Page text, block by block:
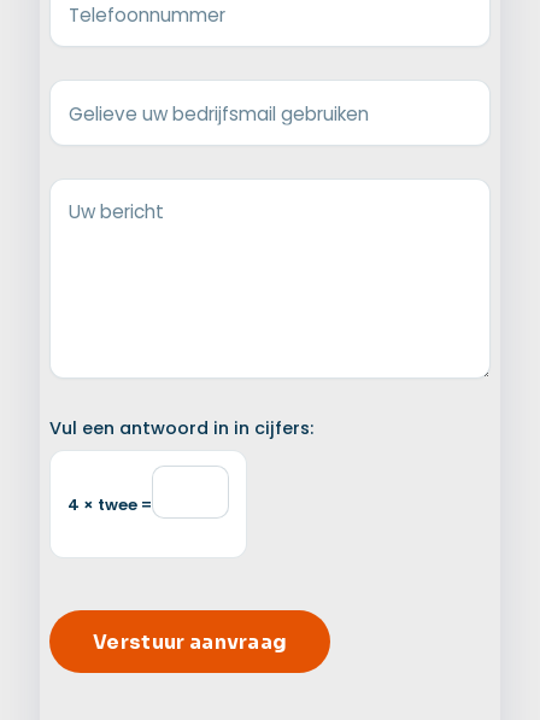
Telefoonnummer
Gelieve uw bedrijfsmail gebruiken
Uw bericht
Vul een antwoord in in cijfers:
4 × twee =